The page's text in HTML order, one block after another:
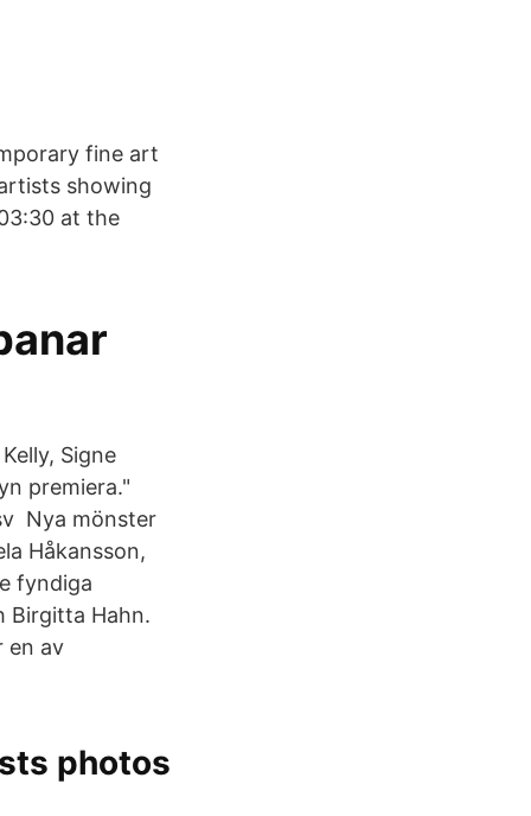
fine art
showing
at the
Signe
premiera."
Nya mönster
Håkansson,
fyndiga
Birgitta Hahn.
en av
photos